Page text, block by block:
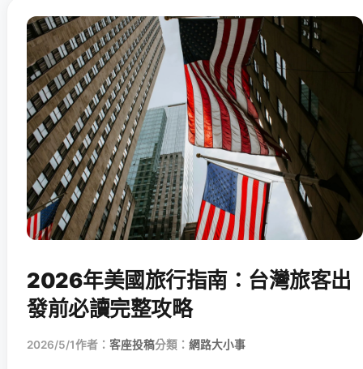
2026年美國旅行指南：台灣旅客出
發前必讀完整攻略
2026/5/1作者： 客座投稿分類： 網路大小事